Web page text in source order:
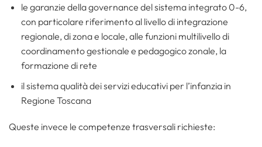
le garanzie della governance del sistema integrato 0-6,
con particolare riferimento al livello di integrazione
regionale, di zona e locale, alle funzioni multilivello di
coordinamento gestionale e pedagogico zonale, la
formazione di rete
il sistema qualità dei servizi educativi per l’infanzia in
Regione Toscana
Queste invece le competenze trasversali richieste: